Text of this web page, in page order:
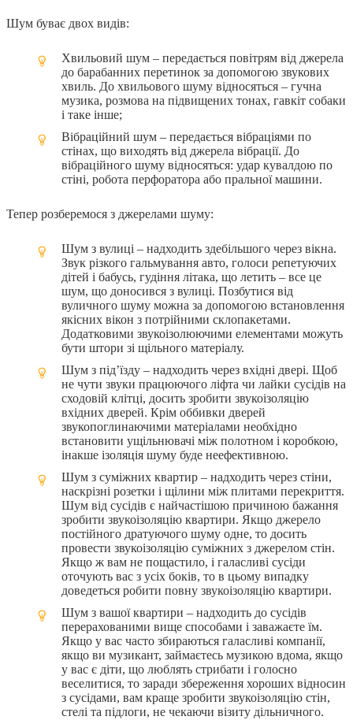
Шум буває двох видів:
Хвильовий шум – передається повітрям від джерела
до барабанних перетинок за допомогою звукових
хвиль. До хвильового шуму відносяться – гучна
музика, розмова на підвищених тонах, гавкіт собаки
і таке інше;
Вібраційний шум – передається вібраціями по
стінах, що виходять від джерела вібрації. До
вібраційного шуму відносяться: удар кувалдою по
стіні, робота перфоратора або пральної машини.
Тепер розберемося з джерелами шуму:
Шум з вулиці – надходить здебільшого через вікна.
Звук різкого гальмування авто, голоси репетуючих
дітей і бабусь, гудіння літака, що летить – все це
шум, що доносився з вулиці. Позбутися від
вуличного шуму можна за допомогою встановлення
якісних вікон з потрійними склопакетами.
Додатковими звукоізолюючими елементами можуть
бути штори зі щільного матеріалу.
Шум з під’їзду – надходить через вхідні двері. Щоб
не чути звуки працюючого ліфта чи лайки сусідів на
сходовій клітці, досить зробити звукоізоляцію
вхідних дверей. Крім оббивки дверей
звукопоглинаючими матеріалами необхідно
встановити ущільнювачі між полотном і коробкою,
інакше ізоляція шуму буде неефективною.
Шум з суміжних квартир – надходить через стіни,
наскрізні розетки і щілини між плитами перекриття.
Шум від сусідів є найчастішою причиною бажання
зробити звукоізоляцію квартири. Якщо джерело
постійного дратуючого шуму одне, то досить
провести звукоізоляцію суміжних з джерелом стін.
Якщо ж вам не пощастило, і галасливі сусіди
оточують вас з усіх боків, то в цьому випадку
доведеться робити повну звукоізоляцію квартири.
Шум з вашої квартири – надходить до сусідів
перерахованими вище способами і заважаєте їм.
Якщо у вас часто збираються галасливі компанії,
якщо ви музикант, займаєтесь музикою вдома, якщо
у вас є діти, що люблять стрибати і голосно
веселитися, то заради збереження хороших відносин
з сусідами, вам краще зробити звукоізоляцію стін,
стелі та підлоги, не чекаючи візиту дільничного.